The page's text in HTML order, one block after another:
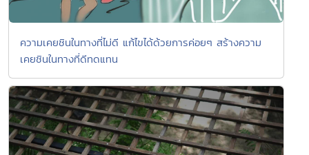
ความเคยชินในทางที่ไม่ดี แก้ไขได้ด้วยการค่อยๆ สร้างความ
เคยชินในทางที่ดีทดแทน